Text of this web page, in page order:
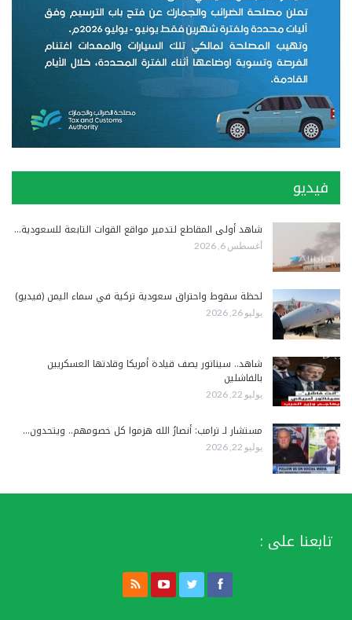
فيديو
شاهد أولى المقاطع لتدمير مواقع القوات التابعة للسعودية…
أغسطس 6, 2026
لحظة سقوط واحتراق سعودية تركية في سماء اليمن (فيديو)
يوليو 26, 2026
شاهد.. سيناتور يصف قيادة أمريكا وقادتها العسكريين
بالفاشلين
يوليو 22, 2026
مستشار لـ ترامب: أنصارُ الله هزموا كل خصومهم.. ويتحدون…
يوليو 22, 2026
تابعنا على :